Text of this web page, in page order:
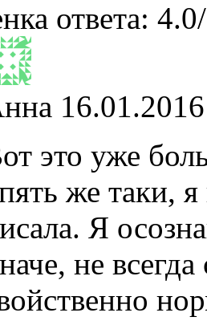
ответа: 4.0/
это уже
же таки,
Я
не